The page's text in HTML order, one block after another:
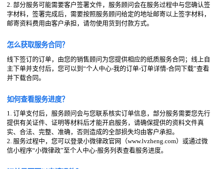
2. 部分服务可能需要客户签署文件，服务顾问会在服务过程中与您确认签
字材料，签署完成后，需要按照服务顾问给定的地址邮寄以上签字材料，
邮寄资料费用由客户承担，请勿使用货到付款方式。
怎么获取服务合同？
线下签订的订单，由您的销售顾问为您提供相应的纸质服务合同；线上自
主下单并支付后，您可以到“个人中心-我的订单-订单详情-合同下载”查看
并下载合同。
如何查看服务进度？
1. 订单支付后，服务顾问会与您联系核实订单信息，部分服务需要您先行
提供有关证件、证明等材料后才能开启服务，请确保提供的资料文件真
实、合法、完整、准确，否则造成的全部损失均由客户承担。
2. 服务过程中，您可以登录小微律政官网（www.lvzheng.com）或通过微
信小程序“小微律政”至个人中心-服务列表查看服务进度。